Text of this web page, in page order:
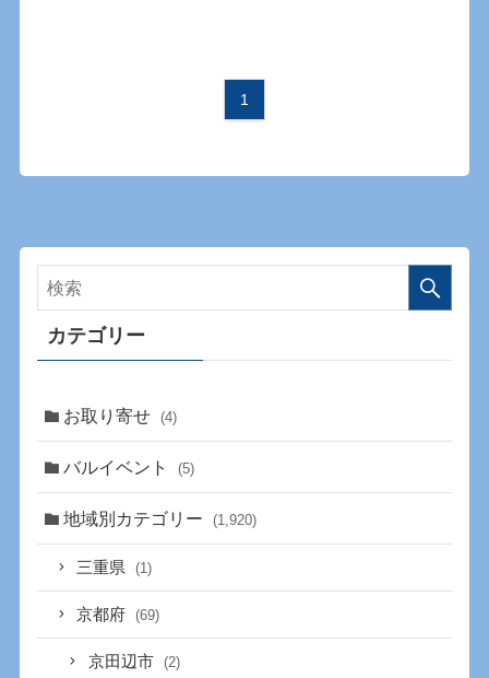
1
カテゴリー
お取り寄せ (4)
バルイベント (5)
地域別カテゴリー (1,920)
三重県 (1)
京都府 (69)
京田辺市 (2)